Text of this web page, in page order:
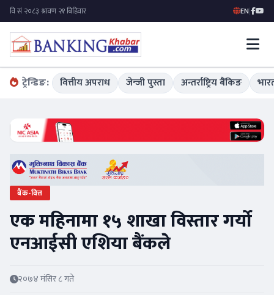
EN|
ट्रेन्डिङ: वित्तीय अपराध जेन्जी पुस्ता अन्तर्राष्ट्रिय बैंकिङ
बैंक-वित्त
एक महिनामा १५ शाखा विस्तार गर्यो
एनआईसी एशिया बैंकले
२०७४ मंसिर ८ गते